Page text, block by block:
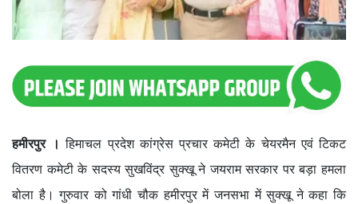
हमीरपुर । हिमाचल प्रदेश कांग्रेस प्रचार कमेटी के चेयरमैन एवं टिकट
वितरण कमेटी के सदस्य सुखविंद्र सुक्खू ने जयराम सरकार पर बड़ा हमला
बोला है। गुरुवार को गांधी चौक हमीरपुर में जनसभा में सुक्खू ने कहा कि